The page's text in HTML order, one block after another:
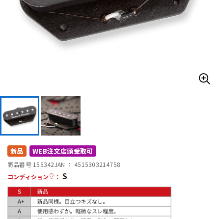
管楽器 その他楽器
DTM オンライン納品
配信/ライブ機器
中古 ヴィンテージ
新品 WEB注文店頭受取可
商品番号 155342JAN ： 4515303214758
コンディション
： S